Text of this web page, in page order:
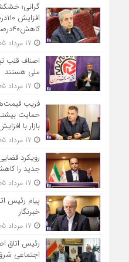
گرانی؛
کاهش۴۰درصدی تقاضا
اصناف قلب
ملی هستند
فریب
حمایت
بازار با
رویکرد
جدید را
پیام رئیس
خبرنگار
رئیس اتاق
اجتماعی